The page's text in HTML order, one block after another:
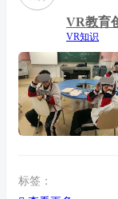
VR教育
VR知识
标签：